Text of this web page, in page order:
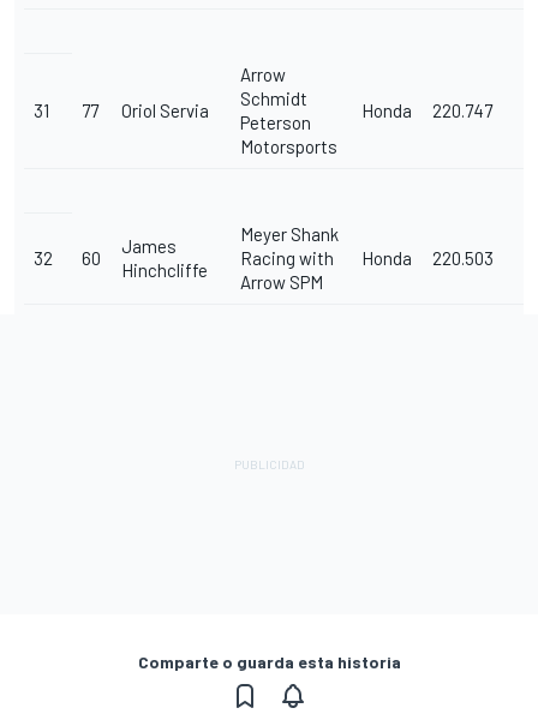
31 77 Oriol Servia
Arrow
Schmidt
Peterson
Motorsports
Honda 220.747
32 60
James
Hinchcliffe
Meyer Shank
Racing with
Arrow SPM
Honda 220.503
Comparte o guarda esta historia